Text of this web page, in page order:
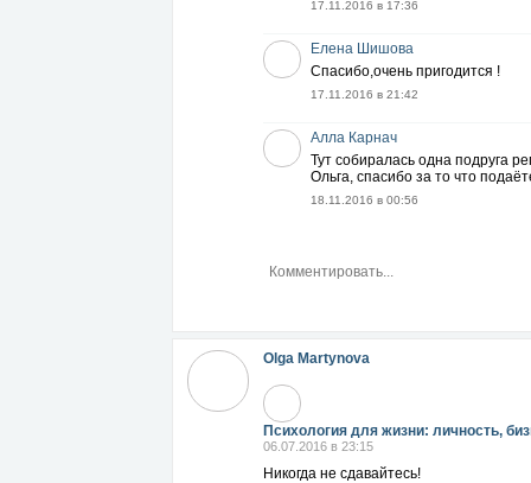
17.11.2016 в 17:36
Елена Шишова
Спасибо,очень пригодится !
17.11.2016 в 21:42
Алла Карнач
Тут собиралась одна подруга
Ольга, спасибо за то что
18.11.2016 в 00:56
Olga Martynova
Психология для жизни: личность,
06.07.2016 в 23:15
Никогда не сдавайтесь!